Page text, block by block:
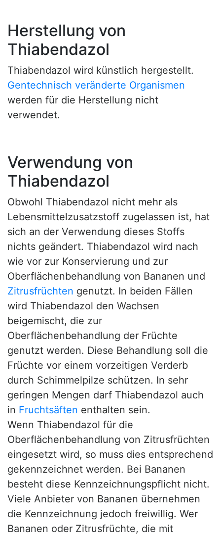
Herstellung von
Thiabendazol
Thiabendazol wird künstlich hergestellt.
Gentechnisch veränderte Organismen
werden für die Herstellung nicht
verwendet.
Verwendung von
Thiabendazol
Obwohl Thiabendazol nicht mehr als
Lebensmittelzusatzstoff zugelassen ist, hat
sich an der Verwendung dieses Stoffs
nichts geändert. Thiabendazol wird nach
wie vor zur Konservierung und zur
Oberflächenbehandlung von Bananen und
Zitrusfrüchten genutzt. In beiden Fällen
wird Thiabendazol den Wachsen
beigemischt, die zur
Oberflächenbehandlung der Früchte
genutzt werden. Diese Behandlung soll die
Früchte vor einem vorzeitigen Verderb
durch Schimmelpilze schützen. In sehr
geringen Mengen darf Thiabendazol auch
in Fruchtsäften enthalten sein.
Wenn Thiabendazol für die
Oberflächenbehandlung von Zitrusfrüchten
eingesetzt wird, so muss dies entsprechend
gekennzeichnet werden. Bei Bananen
besteht diese Kennzeichnungspflicht nicht.
Viele Anbieter von Bananen übernehmen
die Kennzeichnung jedoch freiwillig. Wer
Bananen oder Zitrusfrüchte, die mit